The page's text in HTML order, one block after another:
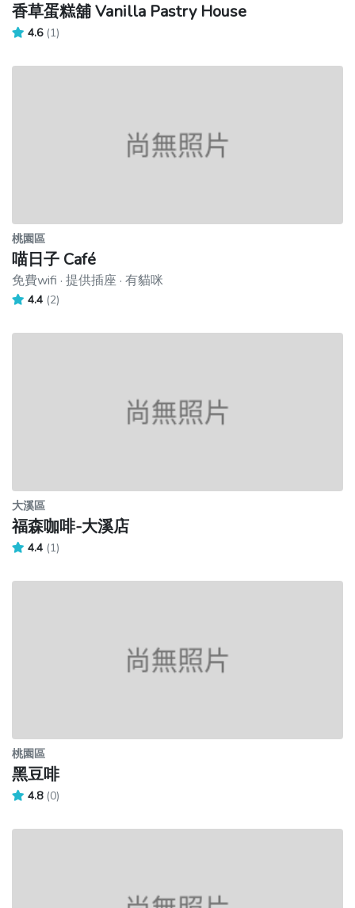
香草蛋糕舖 Vanilla Pastry House
4.6 (1)
桃園區
喵日子 Café
免費wifi · 提供插座 · 有貓咪
4.4 (2)
大溪區
福森咖啡-大溪店
4.4 (1)
桃園區
黑豆啡
4.8 (0)